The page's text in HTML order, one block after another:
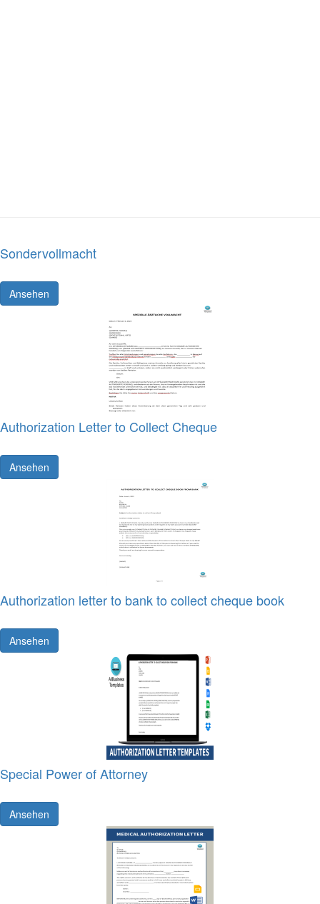
Sondervollmacht
Ansehen
Authorization Letter to Collect Cheque
Ansehen
Authorization letter to bank to collect cheque book
Ansehen
Special Power of Attorney
Ansehen